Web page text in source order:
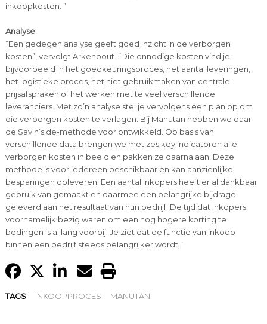
inkoopkosten. ”
Analyse
”Een gedegen analyse geeft goed inzicht in de verborgen
kosten”, vervolgt Arkenbout. ”Die onnodige kosten vind je
bijvoorbeeld in het goedkeuringsproces, het aantal leveringen,
het logistieke proces, het niet gebruikmaken van centrale
prijsafspraken of het werken met te veel verschillende
leveranciers. Met zo’n analyse stel je vervolgens een plan op om
die verborgen kosten te verlagen. Bij Manutan hebben we daar
de Savin’side-methode voor ontwikkeld. Op basis van
verschillende data brengen we met zes key indicatoren alle
verborgen kosten in beeld en pakken ze daarna aan. Deze
methode is voor iedereen beschikbaar en kan aanzienlijke
besparingen opleveren. Een aantal inkopers heeft er al dankbaar
gebruik van gemaakt en daarmee een belangrijke bijdrage
geleverd aan het resultaat van hun bedrijf. De tijd dat inkopers
voornamelijk bezig waren om een nog hogere korting te
bedingen is al lang voorbij. Je ziet dat de functie van inkoop
binnen een bedrijf steeds belangrijker wordt.”
TAGS INKOOPPROCES MANUTAN